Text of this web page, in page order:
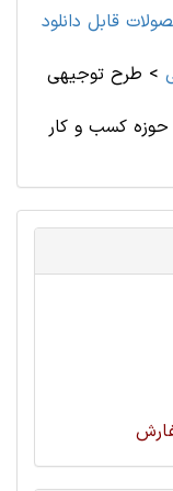
قابل دانلود
> طرح توجیهی